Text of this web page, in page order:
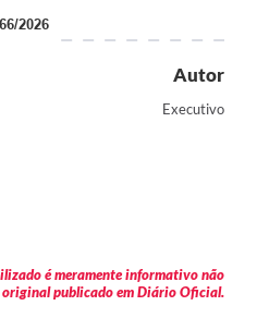
2026
Autor
Executivo
é meramente informativo não
publicado em Diário Oficial.